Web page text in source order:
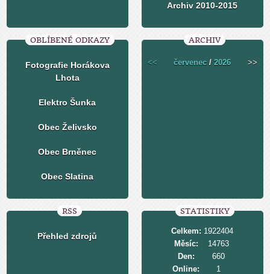
Archiv 2010-2015
OBLÍBENÉ ODKAZY
Fotografie Horákova
Lhota
Elektro Šunka
Obec Želivsko
Obec Brněnec
Obec Slatina
ARCHIV
<< červenec /2026 >>
RSS
Přehled zdrojů
STATISTIKY
Online: 1
Celkem: 1922404
Měsíc:
14763
Den:
660